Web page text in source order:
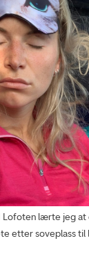
I Lofoten lærte jeg
etter soveplass til